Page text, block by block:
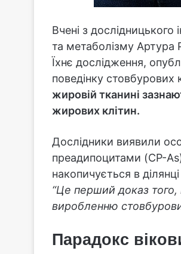
Вчені з дослідницького
та метаболізму Артура
Їхнє дослідження,
поведінку стовбурових
жировій тканині
жирових клітин.
Дослідники виявили
преадипоцитами (CP-
накопичується в
“Це перший доказ
виробленню
Парадокс